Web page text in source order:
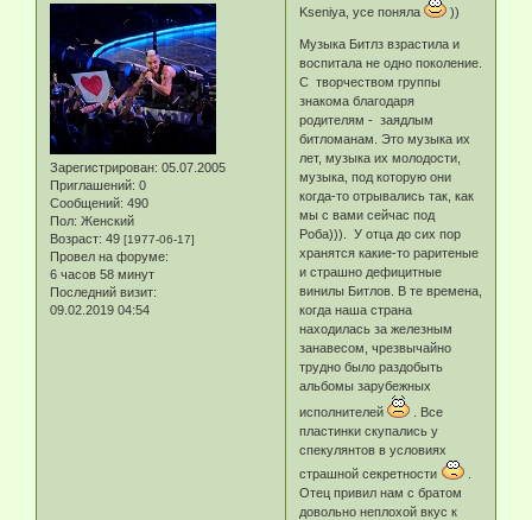
Зарегистрирован: 05.07.2005
Приглашений: 0
Сообщений: 490
Пол: Женский
Возраст: 49 [1977-06-17]
Провел на форуме:
6 часов 58 минут
Последний визит:
09.02.2019 04:54
Kseniya, усе поняла ))
Музыка Битлз взрастила и
воспитала не одно поколение.
С творчеством группы
знакома благодаря
родителям - заядлым
битломанам. Это музыка их
лет, музыка их молодости,
музыка, под которую они
когда-то отрывались так, как
мы с вами сейчас под
Роба))). У отца до сих пор
хранятся какие-то раритеные
и страшно дефицитные
винилы Битлов. В те времена,
когда наша страна
находилась за железным
занавесом, чрезвычайно
трудно было раздобыть
альбомы зарубежных
исполнителей
. Все
пластинки скупались у
спекулянтов в условиях
страшной секретности
Отец привил нам с братом
довольно неплохой вкус к